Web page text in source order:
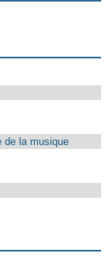
de la musique